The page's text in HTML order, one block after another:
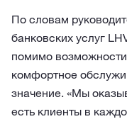
По словам
банковских услуг
помимо
комфортное
значение. «Мы
есть клиенты в